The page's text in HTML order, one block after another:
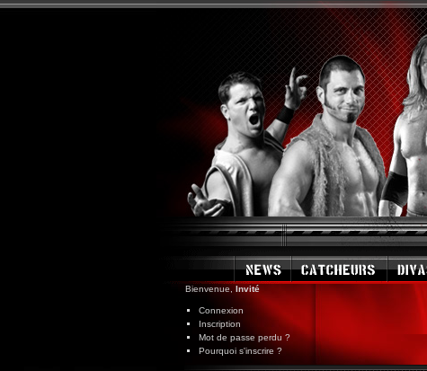
Bienvenue, Invité
Connexion
Inscription
Mot de passe perdu ?
Pourquoi s'inscrire ?